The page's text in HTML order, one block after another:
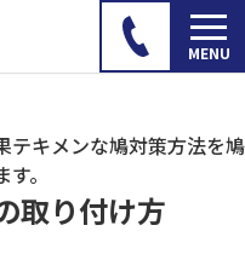
テキメンな鳩対策方法を鳩
。
取り付け方